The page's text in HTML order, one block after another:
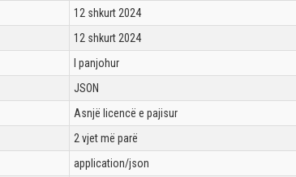
12 shkurt 2024
12 shkurt 2024
I panjohur
JSON
Asnjë licencë e pajisur
2 vjet më parë
application/json